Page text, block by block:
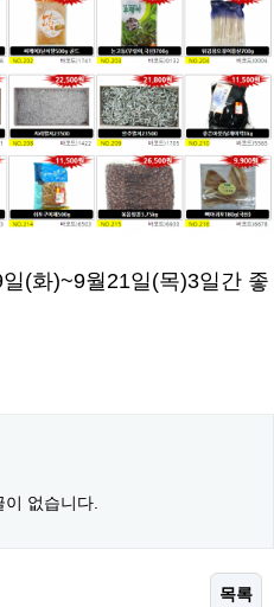
(화)~9월21일(목)3일간 좋
이 없습니다.
목록